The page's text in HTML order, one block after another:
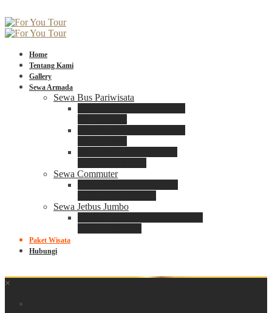
Home
Tentang Kami
Gallery
Sewa Armada
Sewa Bus Pariwisata
Sewa Commuter
Sewa Jetbus Jumbo
Paket Wisata
Hubungi
×